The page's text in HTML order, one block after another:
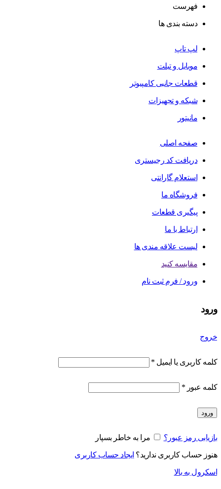
فهرست
دسته بندی ها
لپ تاپ
موبایل و تبلت
قطعات جانبی کامپیوتر
شبکه و تجهیزات
مانیتور
صفحه اصلی
دریافت کد رجیستری
استعلام گارانتی
فروشگاه ما
پیگیری قطعات
ارتباط با ما
لیست علاقه مندی ها
مقایسه کنید
ورود / فرم ثبت نام
ورود
خروج
کلمه کاربری یا ایمیل *
کلمه عبور *
ورود
بازیابی رمز عبور؟ مرا به خاطر بسپار
هنوز حساب کاربری ندارید؟ ایجاد حساب کاربری
اسکرول به بالا